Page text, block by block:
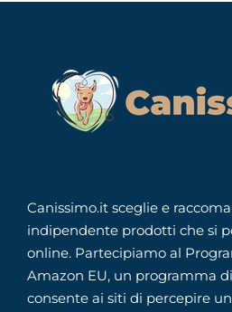
Canissimo.it sceglie e
indipendente prodotti che si
online. Partecipiamo al
Amazon EU, un programma
consente ai siti di percepire